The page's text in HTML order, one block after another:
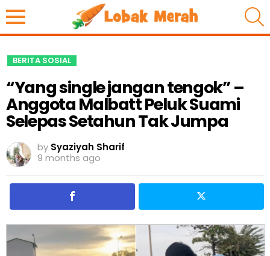
BERITA SOSIAL
“Yang single jangan tengok” –
Anggota Malbatt Peluk Suami
Selepas Setahun Tak Jumpa
by Syaziyah Sharif
9 months ago